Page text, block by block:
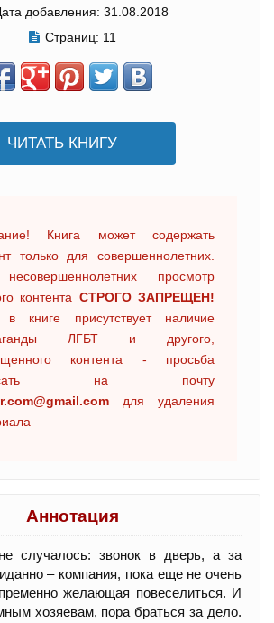
добавления: 31.08.2018
Страниц: 11
ЧИТАТЬ КНИГУ
Книга может содержать
только для совершеннолетних.
просмотр
контента СТРОГО ЗАПРЕЩЕН!
книге присутствует наличие
ЛГБТ и другого,
контента - просьба
на почту
для удаления
Аннотация
случалось: звонок в дверь, а за
– компания, пока еще не очень
желающая повеселиться. И
хозяевам, пора браться за дело.